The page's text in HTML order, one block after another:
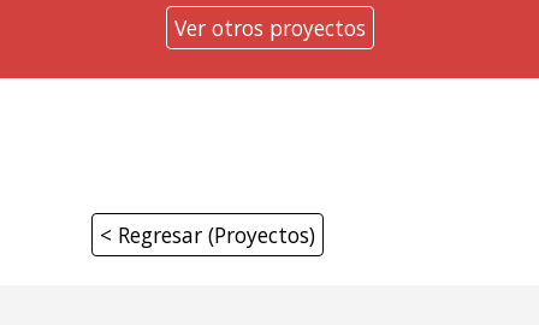
Ver otros proyectos
< Regresar (Proyectos)